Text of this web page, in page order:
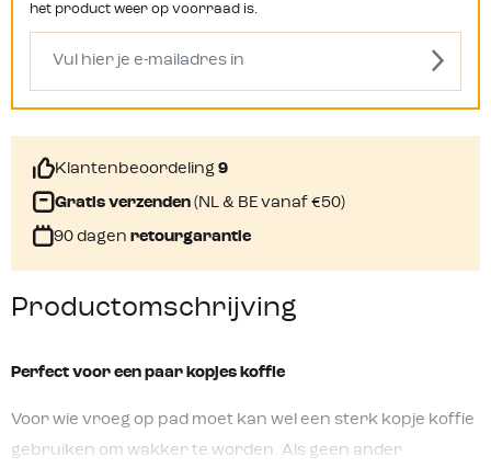
het product weer op voorraad is.
Klantenbeoordeling 9
Gratis verzenden (NL & BE vanaf €50)
90 dagen retourgarantie
Productomschrijving
Perfect voor een paar kopjes koffie
Voor wie vroeg op pad moet kan wel een sterk kopje koffie
gebruiken om wakker te worden. Als geen ander